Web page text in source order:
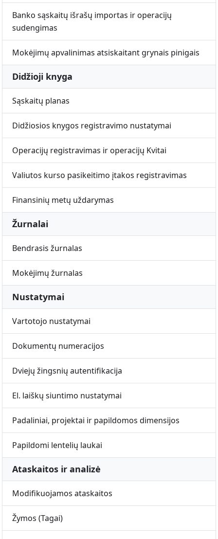
Banko sąskaitų išrašų importas ir operacijų
sudengimas
Mokėjimų apvalinimas atsiskaitant grynais pinigais
Didžioji knyga
Sąskaitų planas
Didžiosios knygos registravimo nustatymai
Operacijų registravimas ir operacijų Kvitai
Valiutos kurso pasikeitimo įtakos registravimas
Finansinių metų uždarymas
Žurnalai
Bendrasis žurnalas
Mokėjimų žurnalas
Nustatymai
Vartotojo nustatymai
Dokumentų numeracijos
Dviejų žingsnių autentifikacija
El. laiškų siuntimo nustatymai
Padaliniai, projektai ir papildomos dimensijos
Papildomi lentelių laukai
Ataskaitos ir analizė
Modifikuojamos ataskaitos
Žymos (Tagai)